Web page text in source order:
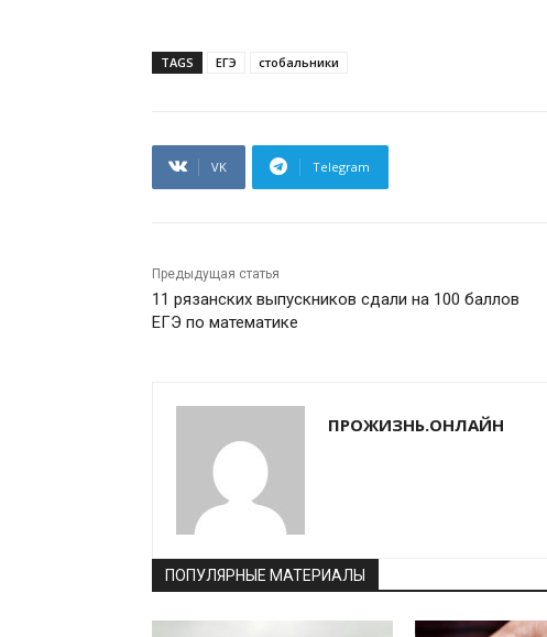
TAGS ЕГЭ стобальники
VK Telegram
Предыдущая статья
11 рязанских выпускников сдали на 100 баллов
ЕГЭ по математике
ПРОЖИЗНЬ.ОНЛАЙН
ПОПУЛЯРНЫЕ МАТЕРИАЛЫ